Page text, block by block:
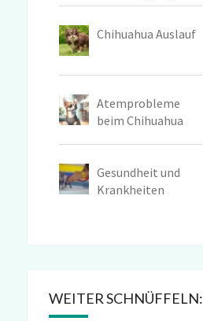
Chihuahua Auslauf
Atemprobleme
beim Chihuahua
Gesundheit und
Krankheiten
WEITER SCHNÜFFELN: